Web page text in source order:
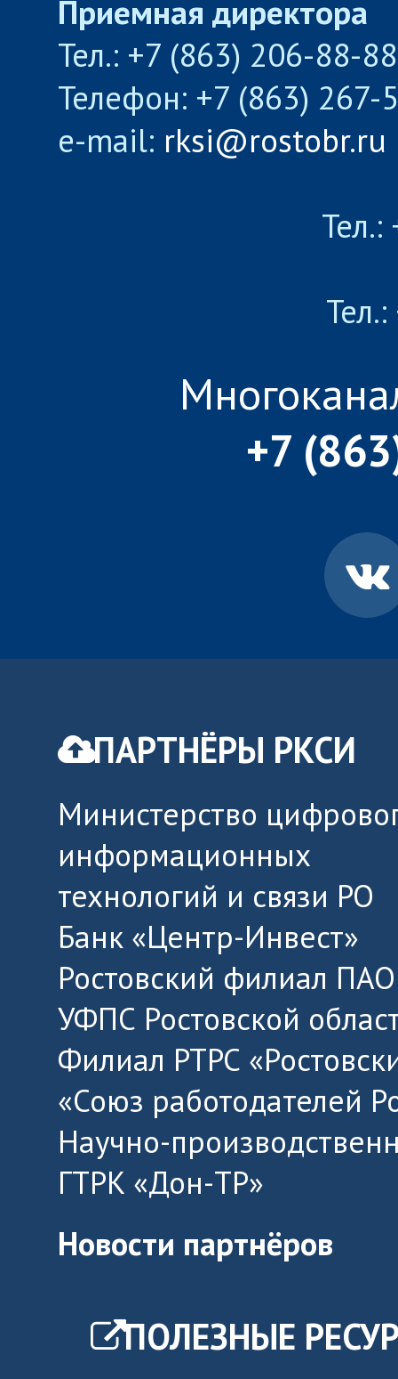
Приемная директора
Тел.: +7 (863) 206-88-
Телефон: +7 (863) 267-
e-mail: rksi@rostobr.ru
+7
ПАРТНЁРЫ РКСИ
Министерство
информационных
технологий и связи РО
Банк «Центр-Инвест»
Ростовский филиал
УФПС Ростовской
Филиал РТРС
«Союз работодателей
Научно-
ГТРК «Дон-ТР»
Новости партнёров
ПОЛЕЗНЫЕ